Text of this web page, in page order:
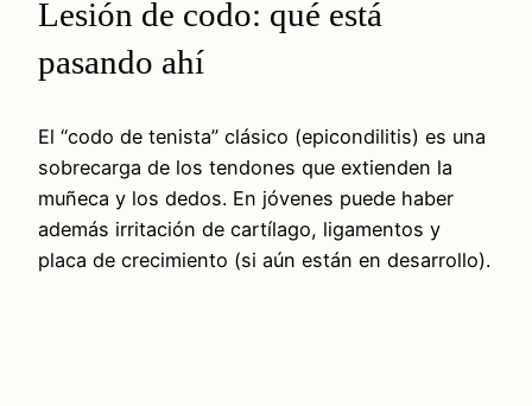
Lesión de codo: qué está
pasando ahí
El “codo de tenista” clásico (epicondilitis) es una
sobrecarga de los tendones que extienden la
muñeca y los dedos. En jóvenes puede haber
además irritación de cartílago, ligamentos y
placa de crecimiento (si aún están en desarrollo).